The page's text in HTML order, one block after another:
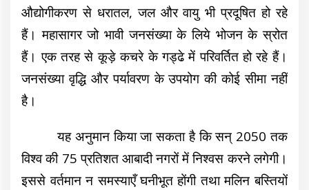
औद्योगीकरण से धरातल, जल और वायु भी प्रदूषित हो रहे
हैं। महासागर जो भावी जनसंख्या के लिये भोजन के स्रोत
हैं। एक तरह से कूड़े कचरे के गड्ढे में परिवर्तित हो रहे हैं।
जनसंख्या वृद्धि और पर्यावरण के उपयोग की कोई सीमा नहीं
है।
यह अनुमान किया जा सकता है कि सन् 2050 तक
विश्व की 75 प्रतिशत आबादी नगरों में निश्वस करने लगेगी।
इससे वर्तमान न समस्याएँ घनीभूत होंगी तथा मलिन बस्तियों